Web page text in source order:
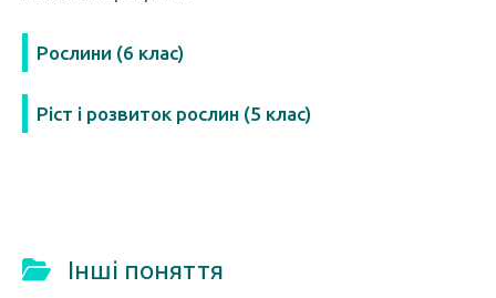
Рослини (6 клас)
Ріст і розвиток рослин (5 клас)
Інші поняття